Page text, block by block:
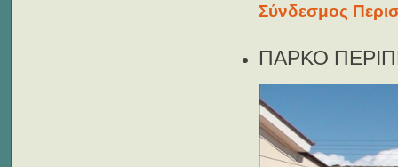
Σύνδεσμος
ΠΑΡΚΟ